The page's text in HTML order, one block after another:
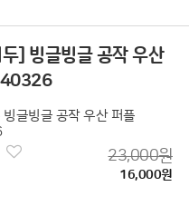
두] 빙글빙글 공작 우산
빙글빙글 공작 우산 퍼플
23,000원
16,000원